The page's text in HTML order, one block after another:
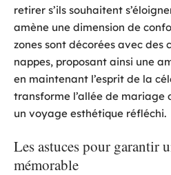
retirer s’ils souhaitent
amène une dimension de
zones sont décorées avec des
nappes, proposant ainsi une
en maintenant l’esprit de la
transforme l’allée de mariage
un voyage esthétique réfléchi.
Les astuces pour garantir
mémorable